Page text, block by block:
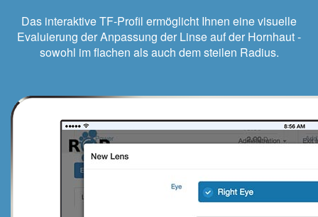
Das interaktive TF-Profil ermöglicht Ihnen eine visuelle
Evaluierung der Anpassung der Linse auf der Hornhaut -
sowohl im flachen als auch dem steilen Radius.